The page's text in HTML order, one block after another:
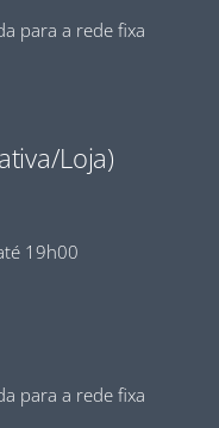
para a rede fixa
Loja)
19h00
para a rede fixa